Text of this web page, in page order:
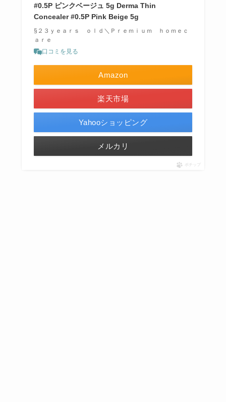
#0.5P ピンクベージュ 5g Derma Thin
Concealer #0.5P Pink Beige 5g
§２３ｙｅａｒｓ ｏｌｄ＼Ｐｒｅｍｉｕｍ ｈｏｍｅｃ
ａｒｅ
口コミを見る
Amazon
楽天市場
Yahooショッピング
メルカリ
ポチップ